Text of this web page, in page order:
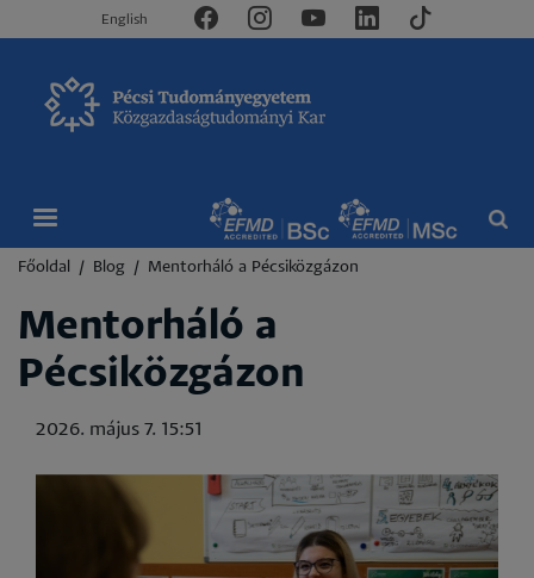
English
Morzsa
Főoldal Blog Mentorháló a Pécsiközgázon
Mentorháló a
Pécsiközgázon
2026. május 7. 15:51